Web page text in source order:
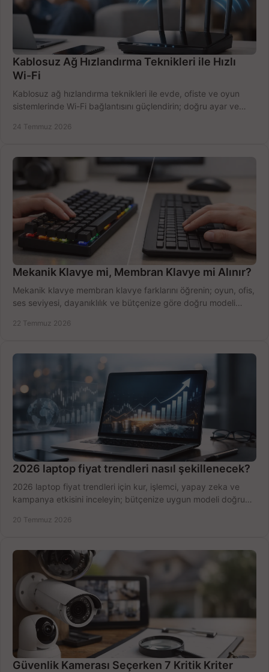
Kablosuz Ağ Hızlandırma Teknikleri ile Hızlı
Wi-Fi
Kablosuz ağ hızlandırma teknikleri ile evde, ofiste ve oyun
sistemlerinde Wi-Fi bağlantısını güçlendirin; doğru ayar ve
24 Temmuz 2026
Mekanik Klavye mi, Membran Klavye mi Alınır?
Mekanik klavye membran klavye farklarını öğrenin; oyun, ofis,
ses seviyesi, dayanıklılık ve bütçenize göre doğru modeli
22 Temmuz 2026
2026 laptop fiyat trendleri nasıl şekillenecek?
2026 laptop fiyat trendleri için kur, işlemci, yapay zeka ve
kampanya etkisini inceleyin; bütçenize uygun modeli doğru
20 Temmuz 2026
Güvenlik Kamerası Seçerken 7 Kritik Kriter